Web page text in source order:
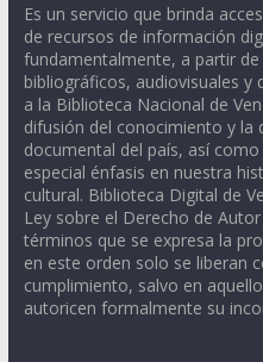
Es un servicio que brinda
de recursos de información
fundamentalmente, a partir
bibliográficos, audiovisuales y
a la Biblioteca Nacional de
difusión del conocimiento y la
documental del país, así
especial énfasis en nuestra
cultural. Biblioteca Digital de
Ley sobre el Derecho de
términos que se expresa la
en este orden solo se liberan
cumplimiento, salvo en
autoricen formalmente su